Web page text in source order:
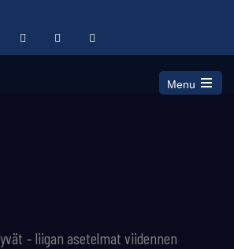
Menu
– liigan asetelmat viidennen